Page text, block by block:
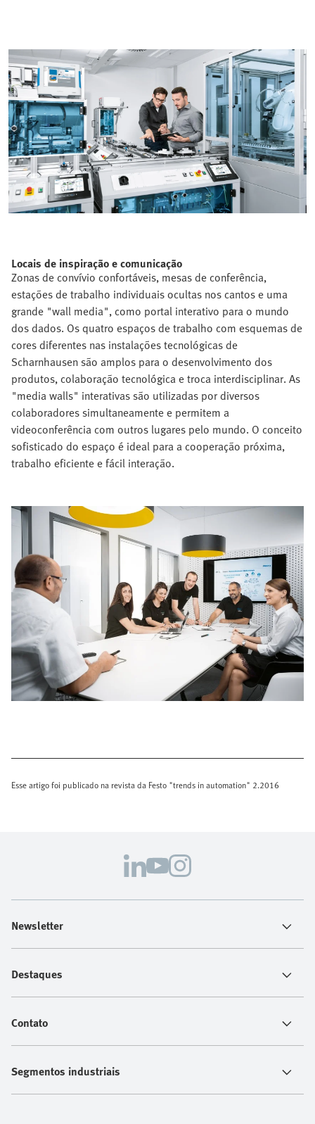
Locais de inspiração e comunicação
Zonas de convívio confortáveis, mesas de conferência,
estações de trabalho individuais ocultas nos cantos e uma
grande "wall media", como portal interativo para o mundo
dos dados. Os quatro espaços de trabalho com esquemas de
cores diferentes nas instalações tecnológicas de
Scharnhausen são amplos para o desenvolvimento dos
produtos, colaboração tecnológica e troca interdisciplinar. As
"media walls" interativas são utilizadas por diversos
colaboradores simultaneamente e permitem a
videoconferência com outros lugares pelo mundo. O conceito
sofisticado do espaço é ideal para a cooperação próxima,
trabalho eficiente e fácil interação.
Esse artigo foi publicado na revista da Festo "trends in automation" 2.2016
Newsletter
Destaques
Contato
Segmentos industriais